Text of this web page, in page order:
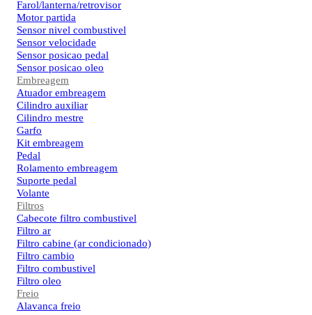
Farol/lanterna/retrovisor
Motor partida
Sensor nivel combustivel
Sensor velocidade
Sensor posicao pedal
Sensor posicao oleo
Embreagem
Atuador embreagem
Cilindro auxiliar
Cilindro mestre
Garfo
Kit embreagem
Pedal
Rolamento embreagem
Suporte pedal
Volante
Filtros
Cabecote filtro combustivel
Filtro ar
Filtro cabine (ar condicionado)
Filtro cambio
Filtro combustivel
Filtro oleo
Freio
Alavanca freio